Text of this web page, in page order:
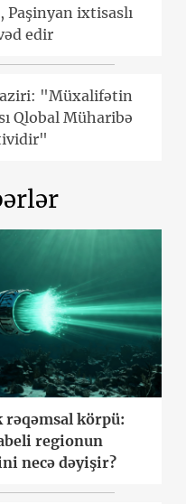
ixtisaslı
edir
"Müxalifətin
Qlobal Müharibə
körpü:
regionun
necə dəyişir?